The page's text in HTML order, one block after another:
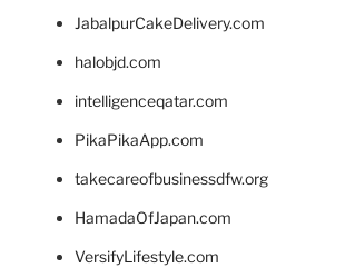
JabalpurCakeDelivery.com
halobjd.com
intelligenceqatar.com
PikaPikaApp.com
takecareofbusinessdfw.org
HamadaOfJapan.com
VersifyLifestyle.com